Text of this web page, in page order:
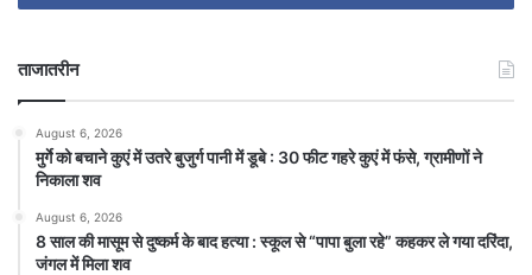
ताजातरीन
August 6, 2026
मुर्गे को बचाने कुएं में उतरे बुजुर्ग पानी में डूबे : 30 फीट गहरे कुएं में फंसे, ग्रामीणों ने
निकाला शव
August 6, 2026
8 साल की मासूम से दुष्कर्म के बाद हत्या : स्कूल से “पापा बुला रहे” कहकर ले गया दरिंदा,
जंगल में मिला शव